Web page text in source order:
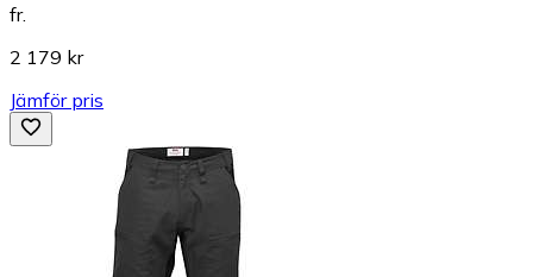
fr.
2 179 kr
Jämför pris